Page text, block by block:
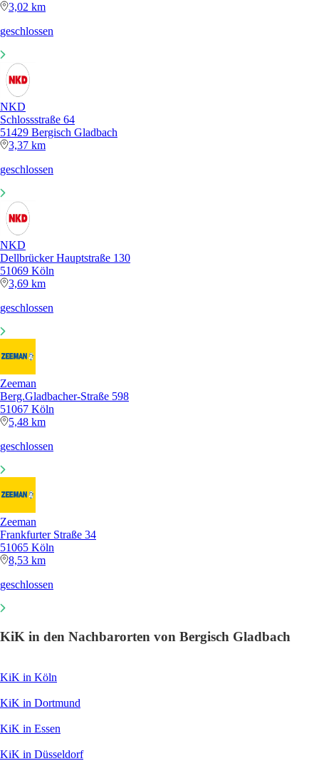
3,02 km
geschlossen
NKD
Schlossstraße 64
51429 Bergisch Gladbach
3,37 km
geschlossen
NKD
Dellbrücker Hauptstraße 130
51069 Köln
3,69 km
geschlossen
Zeeman
Berg.Gladbacher-Straße 598
51067 Köln
5,48 km
geschlossen
Zeeman
Frankfurter Straße 34
51065 Köln
8,53 km
geschlossen
KiK in den Nachbarorten von Bergisch Gladbach
KiK in Köln
KiK in Dortmund
KiK in Essen
KiK in Düsseldorf